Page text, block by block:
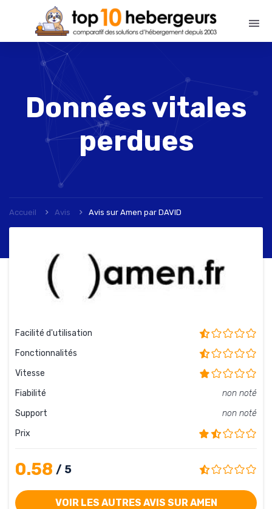
Données vitales
perdues
Accueil Avis Avis sur Amen par DAVID
Facilité d'utilisation
Fonctionnalités
Vitesse
Fiabilité
non noté
Support
non noté
Prix
0.58 / 5
VOIR LES AUTRES AVIS SUR AMEN